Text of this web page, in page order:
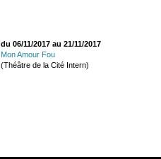
du 06/11/2017 au 21/11/2017
Mon Amour Fou
(Théâtre de la Cité Intern)